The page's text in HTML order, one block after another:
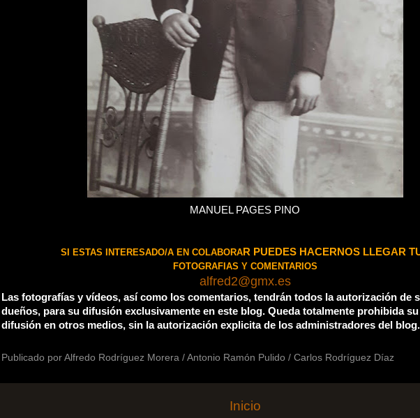
MANUEL PAGES PINO
SI ESTAS INTERESADO/A EN COLABORAR PUEDES HACERNOS LLEGAR
FOTOGRAFIAS Y COMENTARIOS
alfred2@gmx.es
Las fotografías y vídeos, así como los comentarios, tendrán todos la autorización de
dueños, para su difusión exclusivamente en este blog. Queda totalmente prohibida
difusión en otros medios, sin la autorización explicita de los administradores del blog.
Publicado por Alfredo Rodríguez Morera / Antonio Ramón Pulido / Carlos Rodríguez Díaz
Inicio